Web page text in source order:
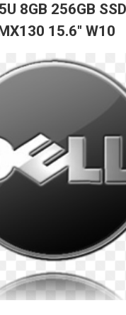
8GB 256GB
15.6″ W10